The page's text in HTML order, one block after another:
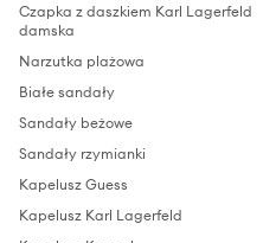
Czapka z daszkiem Karl Lagerfeld
damska
Narzutka plażowa
Białe sandały
Sandały beżowe
Sandały rzymianki
Kapelusz Guess
Kapelusz Karl Lagerfeld